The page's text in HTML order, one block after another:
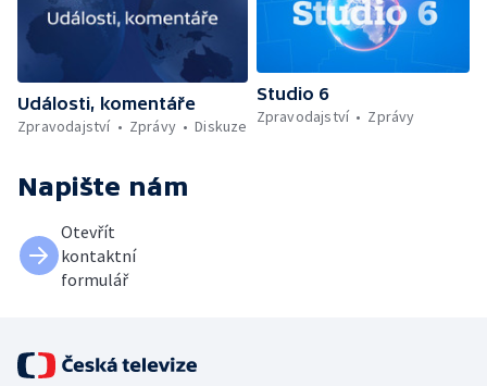
Události, komentáře
Zpravodajství
Zprávy Diskuze
Studio 6
Zpravodajství
Zprávy
Napište nám
Otevřít
kontaktní
formulář